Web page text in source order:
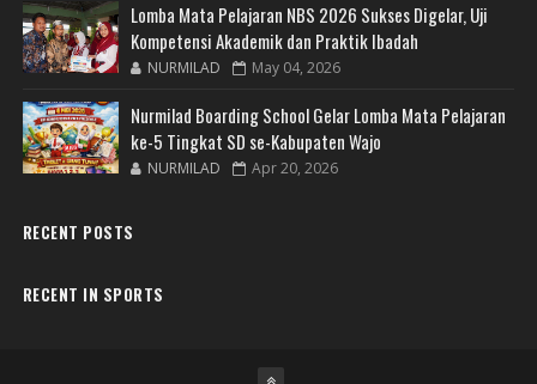
Lomba Mata Pelajaran NBS 2026 Sukses Digelar, Uji
Kompetensi Akademik dan Praktik Ibadah
NURMILAD May 04, 2026
Nurmilad Boarding School Gelar Lomba Mata Pelajaran
ke-5 Tingkat SD se-Kabupaten Wajo
NURMILAD Apr 20, 2026
RECENT POSTS
RECENT IN SPORTS